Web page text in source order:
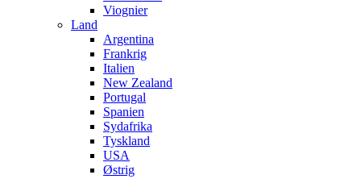
Viognier
Land
Argentina
Frankrig
Italien
New Zealand
Portugal
Spanien
Sydafrika
Tyskland
USA
Østrig